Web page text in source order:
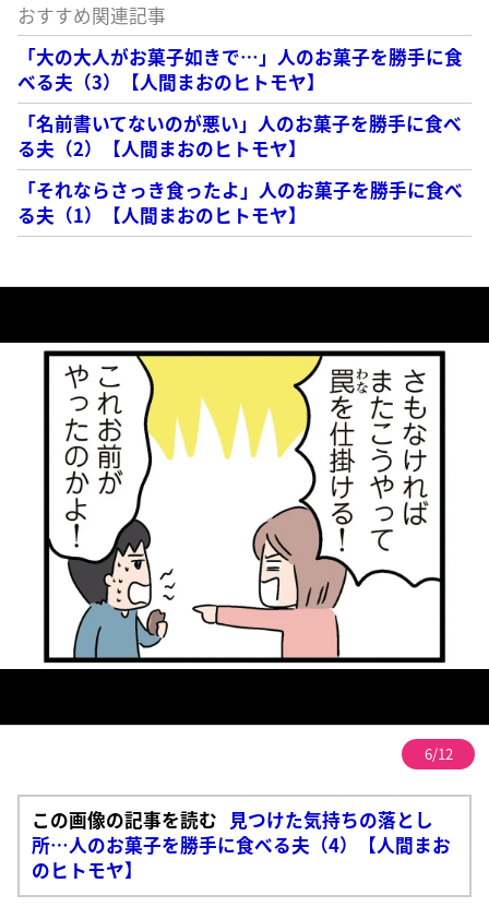
おすすめ関連記事
「大の大人がお菓子如きで…」人のお菓子を勝手に食
べる夫（3）【人間まおのヒトモヤ】
「名前書いてないのが悪い」人のお菓子を勝手に食べ
る夫（2）【人間まおのヒトモヤ】
「それならさっき食ったよ」人のお菓子を勝手に食べ
る夫（1）【人間まおのヒトモヤ】
6/12
この画像の記事を読む 見つけた気持ちの落とし
所…人のお菓子を勝手に食べる夫（4）【人間まお
のヒトモヤ】